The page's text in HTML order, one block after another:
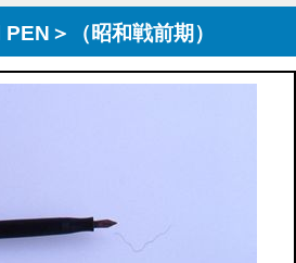
＞（昭和戦前期）